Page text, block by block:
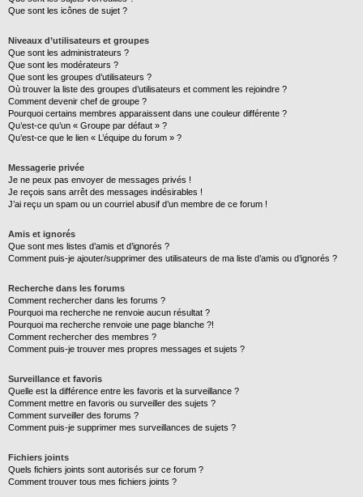
Que sont les icônes de sujet ?
Niveaux d’utilisateurs et groupes
Que sont les administrateurs ?
Que sont les modérateurs ?
Que sont les groupes d’utilisateurs ?
Où trouver la liste des groupes d’utilisateurs et comment les rejoindre ?
Comment devenir chef de groupe ?
Pourquoi certains membres apparaissent dans une couleur différente ?
Qu’est-ce qu’un « Groupe par défaut » ?
Qu’est-ce que le lien « L’équipe du forum » ?
Messagerie privée
Je ne peux pas envoyer de messages privés !
Je reçois sans arrêt des messages indésirables !
J’ai reçu un spam ou un courriel abusif d’un membre de ce forum !
Amis et ignorés
Que sont mes listes d’amis et d’ignorés ?
Comment puis-je ajouter/supprimer des utilisateurs de ma liste d’amis ou d’ignorés ?
Recherche dans les forums
Comment rechercher dans les forums ?
Pourquoi ma recherche ne renvoie aucun résultat ?
Pourquoi ma recherche renvoie une page blanche ?!
Comment rechercher des membres ?
Comment puis-je trouver mes propres messages et sujets ?
Surveillance et favoris
Quelle est la différence entre les favoris et la surveillance ?
Comment mettre en favoris ou surveiller des sujets ?
Comment surveiller des forums ?
Comment puis-je supprimer mes surveillances de sujets ?
Fichiers joints
Quels fichiers joints sont autorisés sur ce forum ?
Comment trouver tous mes fichiers joints ?